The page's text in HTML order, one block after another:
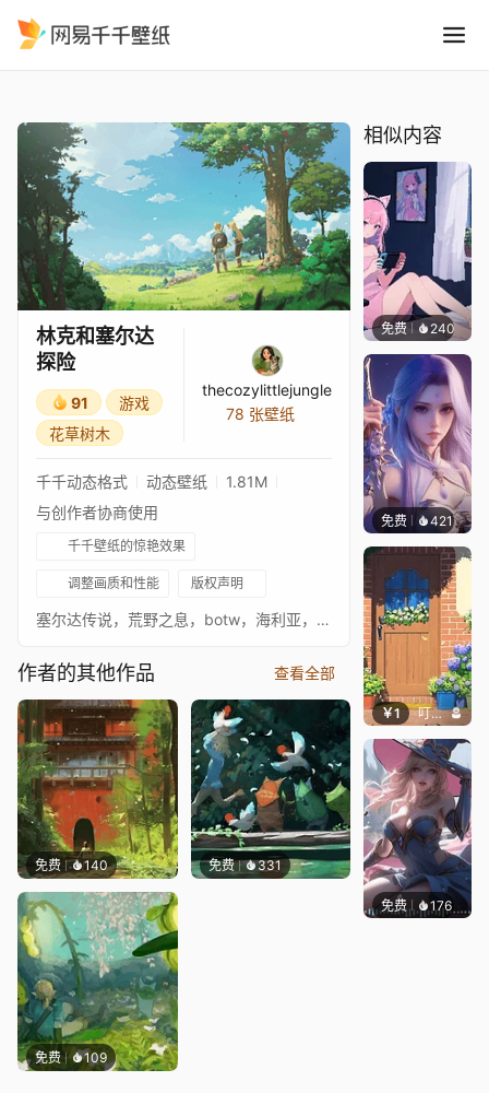
林克和塞尔达
探险
91
游戏
花草树木
thecozylittlejungle
78 张壁纸
千千动态格式 动态壁纸
1.81M
与创作者协商使用
千千壁纸的惊艳效果
调整画质和性能 版权声明
塞尔达传说，荒野之息，botw，海利亚，舒适
作者的其他作品 查看全部
免费 140 免费 331
免费 109
相似内容
免费 240好看
免费 421好看
￥1 叮叮当当
免费 176｡